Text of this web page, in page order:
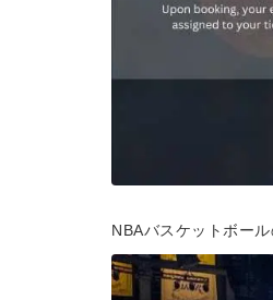
NBAバスケットボー